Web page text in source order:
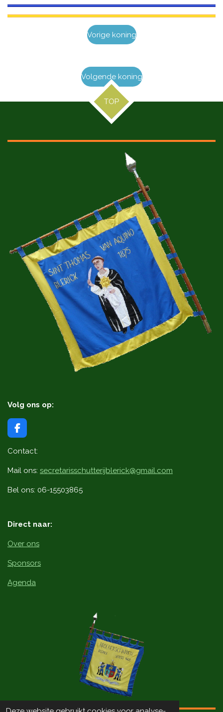
Vorige koning
Volgende koning
TOP
Volg ons op:
F
a
c
b
o
k
Contact:
Mail ons: secretarisschutterijblerick@gmail.com
Bel ons: 06-15503865
Direct naar:
Over ons
Sponsors
Agenda